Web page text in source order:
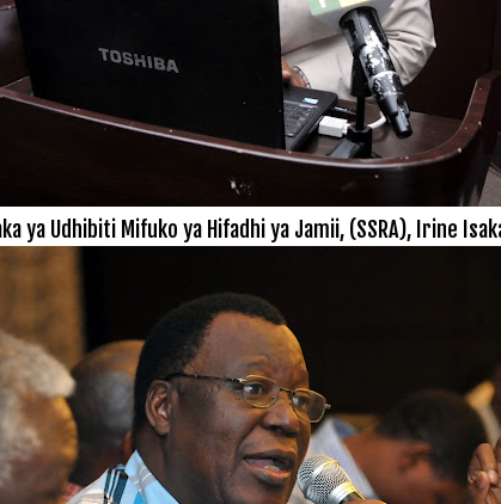
ya Udhibiti Mifuko ya Hifadhi ya Jamii, (SSRA), Irine